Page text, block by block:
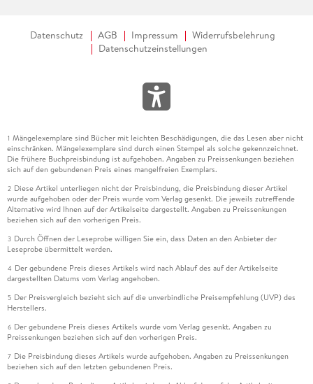
Datenschutz AGB Impressum
Widerrufsbelehrung
Datenschutzeinstellungen
1 Mängelexemplare sind Bücher mit leichten Beschädigungen, die das Lesen aber nicht
einschränken. Mängelexemplare sind durch einen Stempel als solche gekennzeichnet.
Die frühere Buchpreisbindung ist aufgehoben. Angaben zu Preissenkungen beziehen
sich auf den gebundenen Preis eines mangelfreien Exemplars.
2 Diese Artikel unterliegen nicht der Preisbindung, die Preisbindung dieser Artikel
wurde aufgehoben oder der Preis wurde vom Verlag gesenkt. Die jeweils zutreffende
Alternative wird Ihnen auf der Artikelseite dargestellt. Angaben zu Preissenkungen
beziehen sich auf den vorherigen Preis.
3 Durch Öffnen der Leseprobe willigen Sie ein, dass Daten an den Anbieter der
Leseprobe übermittelt werden.
4 Der gebundene Preis dieses Artikels wird nach Ablauf des auf der Artikelseite
dargestellten Datums vom Verlag angehoben.
5 Der Preisvergleich bezieht sich auf die unverbindliche Preisempfehlung (UVP) des
Herstellers.
6 Der gebundene Preis dieses Artikels wurde vom Verlag gesenkt. Angaben zu
Preissenkungen beziehen sich auf den vorherigen Preis.
7 Die Preisbindung dieses Artikels wurde aufgehoben. Angaben zu Preissenkungen
beziehen sich auf den letzten gebundenen Preis.